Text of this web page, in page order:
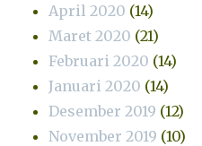
April 2020 (14)
Maret 2020 (21)
Februari 2020 (14)
Januari 2020 (14)
Desember 2019 (12)
November 2019 (10)